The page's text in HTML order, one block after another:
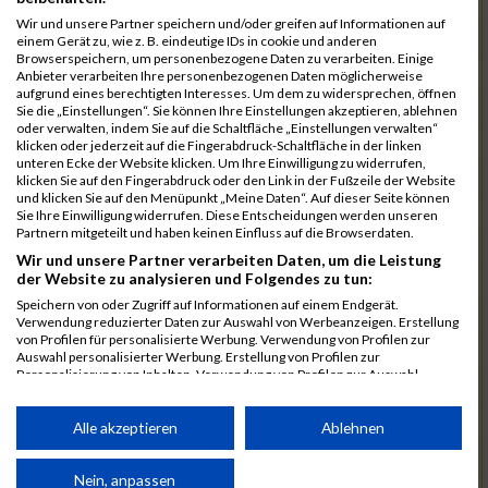
6577
Reyeros-Petsch
00:40:56.2
6494
Jark
00:41:03.9
6597
Schneider
00:41:21.9
6508
Köber
00:41:43.7
6457
Gierke
00:42:18.4
6528
Lotze
00:42:18.7
6548
Nizet
00:42:31.4
6587
Rzepinski
00:42:31.9
6605
Seidel
00:42:35.2
Voß
00:43:02.6
6564
Peters
00:43:23.7
Wir und unsere Partner speichern und/oder greifen auf Informationen auf
einem Gerät zu, wie z. B. eindeutige IDs in cookie und anderen
Browserspeichern, um personenbezogene Daten zu verarbeiten. Einige
Anbieter verarbeiten Ihre personenbezogenen Daten möglicherweise
aufgrund eines berechtigten Interesses. Um dem zu widersprechen, öffnen
Sie die „Einstellungen“. Sie können Ihre Einstellungen akzeptieren, ablehnen
oder verwalten, indem Sie auf die Schaltfläche „Einstellungen verwalten“
klicken oder jederzeit auf die Fingerabdruck-Schaltfläche in der linken
unteren Ecke der Website klicken. Um Ihre Einwilligung zu widerrufen,
klicken Sie auf den Fingerabdruck oder den Link in der Fußzeile der Website
und klicken Sie auf den Menüpunkt „Meine Daten“. Auf dieser Seite können
Sie Ihre Einwilligung widerrufen. Diese Entscheidungen werden unseren
Partnern mitgeteilt und haben keinen Einfluss auf die Browserdaten.
Wir und unsere Partner verarbeiten Daten, um die Leistung
der Website zu analysieren und Folgendes zu tun:
Speichern von oder Zugriff auf Informationen auf einem Endgerät.
Verwendung reduzierter Daten zur Auswahl von Werbeanzeigen. Erstellung
von Profilen für personalisierte Werbung. Verwendung von Profilen zur
Auswahl personalisierter Werbung. Erstellung von Profilen zur
Personalisierung von Inhalten. Verwendung von Profilen zur Auswahl
Performance von Inhalten. Analyse von Zielgruppen durch Statistiken oder
Kombinationen von Daten aus verschiedenen Quellen. Entwicklung und
von Inhalten.
Daten können außerhalb der Europäischen Union weitergegeben und in die
Alle akzeptieren Ablehnen
Nein, anpassen